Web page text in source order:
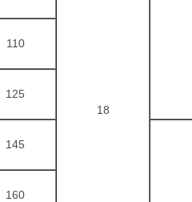
18
110
125
145
160